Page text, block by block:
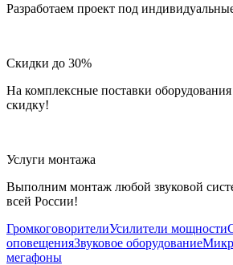
Разработаем проект под
Скидки до 30%
На комплексные поставки
скидку!
Услуги монтажа
Выполним монтаж любой звуковой
всей России!
ГромкоговорителиУсилители мощности
оповещенияЗвуковое оборудование
мегафоны